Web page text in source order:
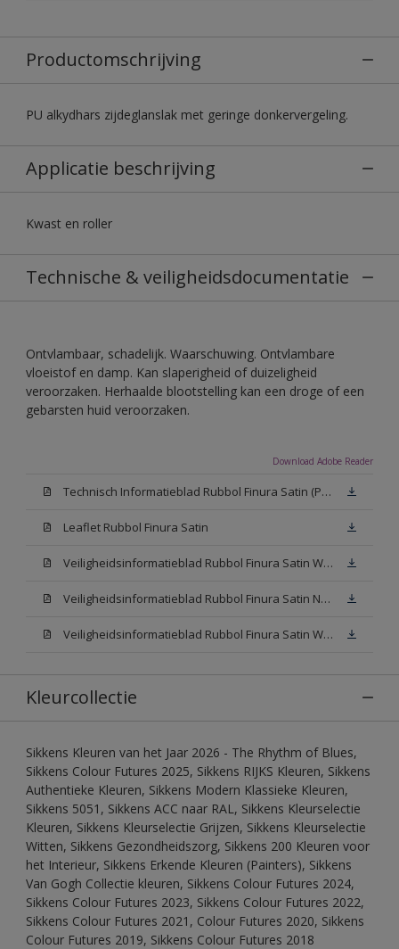
Productomschrijving
PU alkydhars zijdeglanslak met geringe donkervergeling.
Applicatie beschrijving
Kwast en roller
Technische & veiligheidsdocumentatie
Ontvlambaar, schadelijk. Waarschuwing. Ontvlambare
vloeistof en damp. Kan slaperigheid of duizeligheid
veroorzaken. Herhaalde blootstelling kan een droge of een
gebarsten huid veroorzaken.
Download Adobe Reader
Technisch Informatieblad Rubbol Finura Satin (PDF)
Leaflet Rubbol Finura Satin
Veiligheidsinformatieblad Rubbol Finura Satin W05 (MSDS)
Veiligheidsinformatieblad Rubbol Finura Satin N00 (MSDS)
Veiligheidsinformatieblad Rubbol Finura Satin White (MSDS)
Kleurcollectie
Sikkens Kleuren van het Jaar 2026 - The Rhythm of Blues,
Sikkens Colour Futures 2025, Sikkens RIJKS Kleuren, Sikkens
Authentieke Kleuren, Sikkens Modern Klassieke Kleuren,
Sikkens 5051, Sikkens ACC naar RAL, Sikkens Kleurselectie
Kleuren, Sikkens Kleurselectie Grijzen, Sikkens Kleurselectie
Witten, Sikkens Gezondheidszorg, Sikkens 200 Kleuren voor
het Interieur, Sikkens Erkende Kleuren (Painters), Sikkens
Van Gogh Collectie kleuren, Sikkens Colour Futures 2024,
Sikkens Colour Futures 2023, Sikkens Colour Futures 2022,
Sikkens Colour Futures 2021, Colour Futures 2020, Sikkens
Colour Futures 2019, Sikkens Colour Futures 2018